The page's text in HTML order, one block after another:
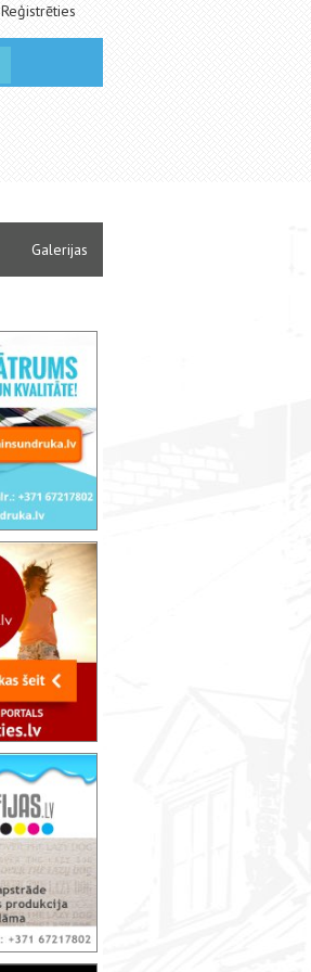
Reģistrēties
Galerijas
Grīvas Sv. Jaunavas Marijas Romas